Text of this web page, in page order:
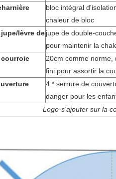
bloc intégral
chaleur de bloc
lèvre dejupe de double-
pour maintenir la
20cm comme
fini pour assortir la
4 * serrure de
danger pour les
Logo-s'ajouter sur la